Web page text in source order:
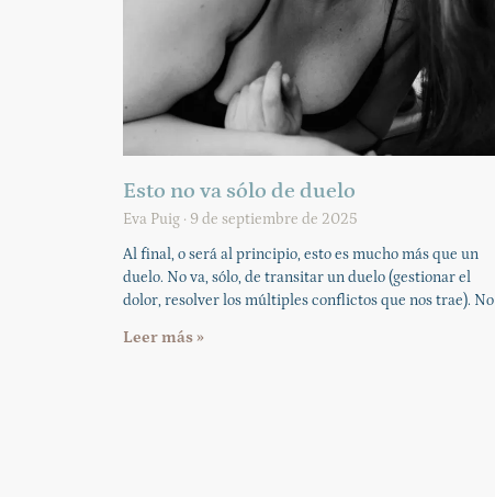
Esto no va sólo de duelo
Eva Puig
9 de septiembre de 2025
Al final, o será al principio, esto es mucho más que un
duelo. No va, sólo, de transitar un duelo (gestionar el
dolor, resolver los múltiples conflictos que nos trae). No
Leer más »